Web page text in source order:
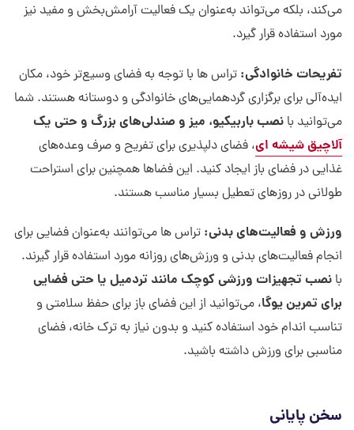
می‌کند، بلکه می‌تواند به‌عنوان یک فعالیت آرامش‌بخش و مفید نیز
مورد استفاده قرار گیرد.
تفریحات خانوادگی: تراس ها با توجه به فضای وسیع‌تر خود، مکان
ایده‌آلی برای برگزاری گردهمایی‌های خانوادگی و دوستانه هستند. شما
می‌توانید با نصب باربیکیو، میز و صندلی‌های بزرگ و حتی یک
آلاچیق شیشه ای، فضای دلپذیری برای تفریح و صرف وعده‌های
غذایی در فضای باز ایجاد کنید. این فضاها همچنین برای استراحت
طولانی در روزهای تعطیل بسیار مناسب هستند.
ورزش و فعالیت‌های بدنی: تراس ها می‌توانند به‌عنوان فضایی برای
انجام فعالیت‌های بدنی و ورزش‌های روزانه مورد استفاده قرار گیرند.
با نصب تجهیزات ورزشی کوچک مانند تردمیل یا حتی فضایی
برای تمرین یوگا، می‌توانید از این فضای باز برای حفظ سلامتی و
تناسب اندام خود استفاده کنید و بدون نیاز به ترک خانه، فضای
مناسبی برای ورزش داشته باشید.
سخن پایانی